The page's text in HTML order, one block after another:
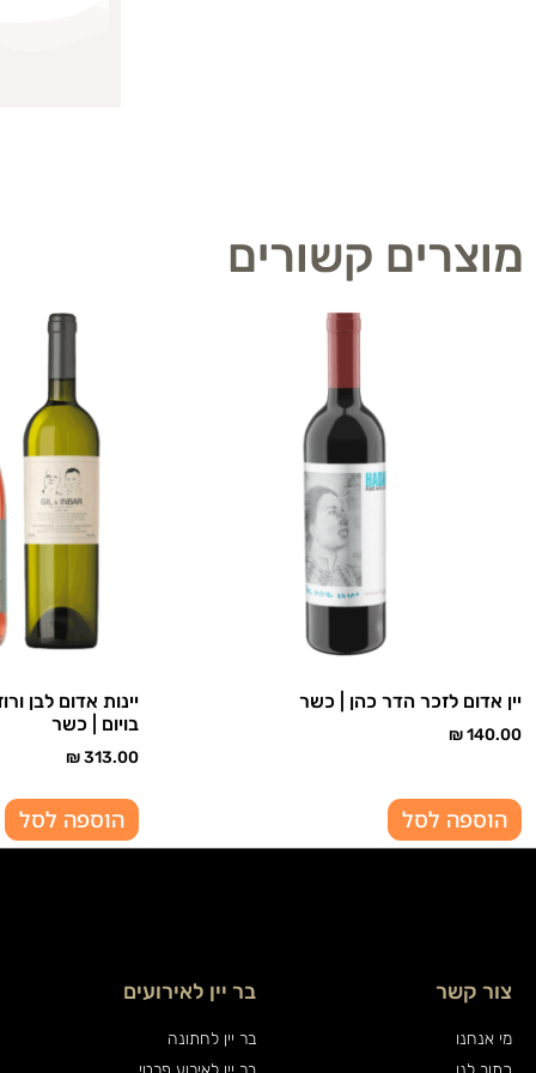
מוצרים קשורים
יין אדום לזכר הדר כהן | כשר
₪140.00
הוספה לסל
יינות אדום לבן
בויום | כשר
₪313.00
הוספה לסל
צור קשר
מי אנחנו
בר יין לאירועים
בר יין לחתונה